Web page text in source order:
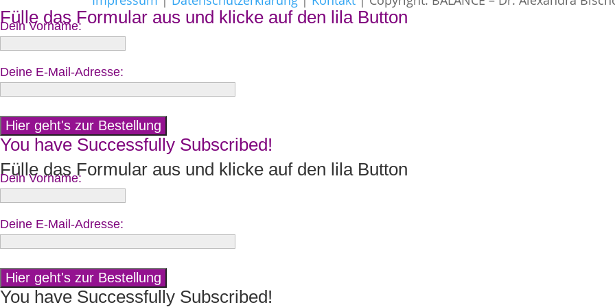
Fülle das Formular aus und klicke auf den lila Button
Dein Vorname:
Deine E-Mail-Adresse:
You have Successfully Subscribed!
Fülle das Formular aus und klicke auf den lila Button
Dein Vorname:
Deine E-Mail-Adresse:
You have Successfully Subscribed!